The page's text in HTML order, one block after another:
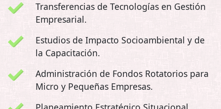
Transferencias de Tecnologías en Gestión
Empresarial.
Estudios de Impacto Socioambiental y de
la Capacitación.
Administración de Fondos Rotatorios para
Micro y Pequeñas Empresas.